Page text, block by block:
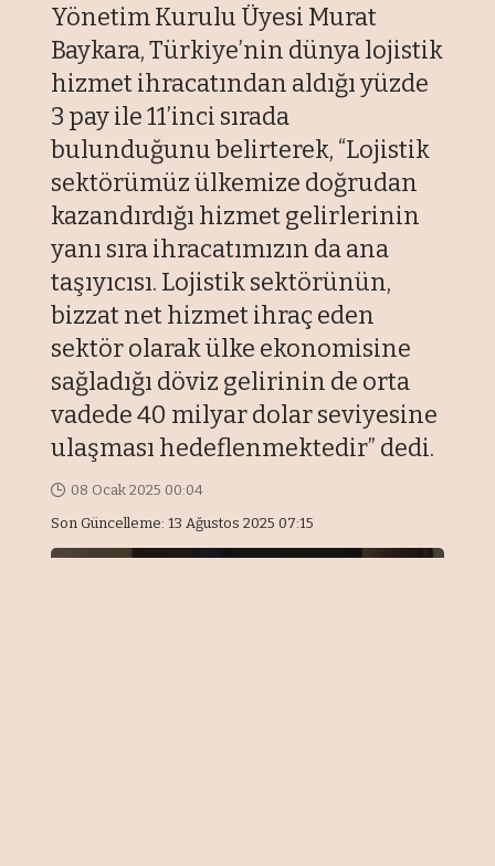
Yönetim Kurulu Üyesi Murat
Baykara, Türkiye’nin dünya lojistik
hizmet ihracatından aldığı yüzde
3 pay ile 11’inci sırada
bulunduğunu belirterek, “Lojistik
sektörümüz ülkemize doğrudan
kazandırdığı hizmet gelirlerinin
yanı sıra ihracatımızın da ana
taşıyıcısı. Lojistik sektörünün,
bizzat net hizmet ihraç eden
sektör olarak ülke ekonomisine
sağladığı döviz gelirinin de orta
vadede 40 milyar dolar seviyesine
ulaşması hedeflenmektedir” dedi.
Son Güncelleme: 13 Ağustos 2025 07:15
08 Ocak 2025 00:04